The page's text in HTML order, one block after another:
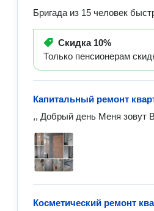
Бригада из 15 человек
Скидка 10%
Только пенсионерам
Капитальный ремонт
,, Добрый день Меня зовут
Косметический ремонт